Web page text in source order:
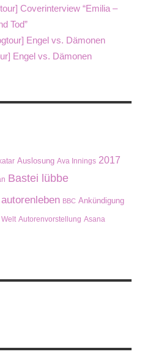
Coverinterview “Emilia –
Tod”
Engel vs. Dämonen
Engel vs. Dämonen
Auslosung Ava Innings 2017
Bastei lübbe
autorenleben BBC Ankündigung
Autorenvorstellung Asana